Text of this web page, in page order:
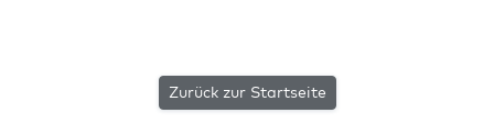
Zurück zur Startseite